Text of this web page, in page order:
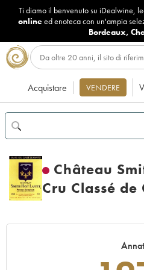
Ti diamo il benvenuto su iDealwine,
onlineed enoteca con un'ampia
Bordeaux,
Acquistare VENDERE
Château
Cru Classé de